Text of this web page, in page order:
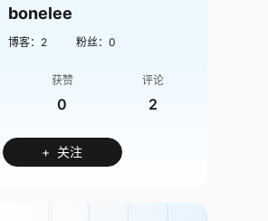
bonelee
博客： 2 粉丝： 0
获赞
0
评论
2
+ 关注